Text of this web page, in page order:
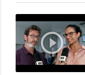
play_circle_outline